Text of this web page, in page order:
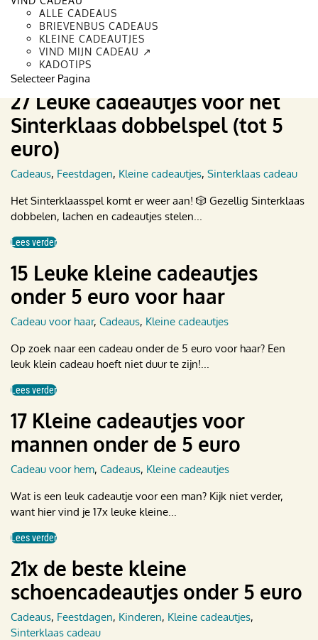
ALLE CADEAUS
BRIEVENBUS CADEAUS
KLEINE CADEAUTJES
VIND MIJN CADEAU ↗
KADOTIPS
Selecteer Pagina
Voor je het weet is het alweer Valentijnsdag! Of voor als je
gewoon een leuk kleinig­heidje voor...
Lees verder
27 Leuke cadeautjes voor het
Sinterklaas dobbelspel (tot 5
euro)
Cadeaus, Feestdagen, Kleine cadeautjes, Sinterklaas cadeau
Het Sinterklaasspel komt er weer aan! 🎲 Gezellig Sinterklaas
dobbelen, lachen en cadeautjes stelen...
Lees verder
15 Leuke kleine cadeautjes
onder 5 euro voor haar
Cadeau voor haar, Cadeaus, Kleine cadeautjes
Op zoek naar een cadeau onder de 5 euro voor haar? Een
leuk klein cadeau hoeft niet duur te zijn!...
Lees verder
17 Kleine cadeautjes voor
mannen onder de 5 euro
Cadeau voor hem, Cadeaus, Kleine cadeautjes
Wat is een leuk cadeautje voor een man? Kijk niet verder,
want hier vind je 17x leuke kleine...
Lees verder
21x de beste kleine
schoencadeautjes onder 5 euro
Cadeaus, Feestdagen, Kinderen, Kleine cadeautjes,
Sinterklaas cadeau